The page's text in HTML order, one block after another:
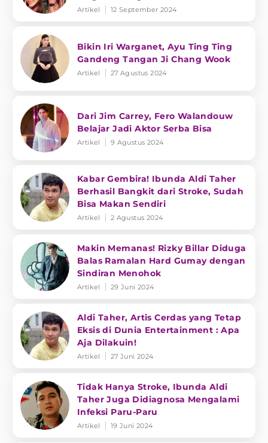
Artikel 12 September 2024
Bikin Iri Warganet, Ayu Ting Ting
Gandeng Tangan Ji Chang Wook
Artikel 27 Agustus 2024
Dari Jim Carrey, Fero Walandouw
Belajar Jadi Aktor Serba Bisa
Artikel 9 Agustus 2024
Kabar Gembira! Ibunda Aldi Taher
Berhasil Bangkit dari Stroke, Sudah
Bisa Makan Sendiri
Artikel 2 Agustus 2024
Makin Memanas! Rizky Billar Diduga
Balas Ramalan Hard Gumay dengan
Sindiran Menohok
Artikel 29 Juni 2024
Aldi Taher, Artis Cerdas yang Tetap
Eksis di Dunia Entertainment : Apa
Aja Dilakuin!
Artikel 27 Juni 2024
Tidak Hanya Stroke, Ibunda Aldi
Taher Juga Didiagnosa Mengalami
Infeksi Paru-Paru
Artikel 19 Juni 2024